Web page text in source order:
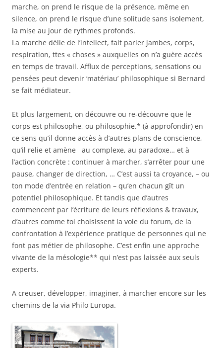
marche, on prend le risque de la présence, même en
silence, on prend le risque d’une solitude sans isolement,
la mise au jour de rythmes profonds.
La marche délie de l’intellect, fait parler jambes, corps,
respiration, ttes « choses » auxquelles on n’a guère accès
en temps de travail. Afflux de perceptions, sensations ou
pensées peut devenir ‘matériau’ philosophique si Bernard
se fait médiateur.
Et plus largement, on découvre ou re-découvre que le
corps est philosophe, ou philosophie.* (à approfondir) en
ce sens qu’il donne accès à d’autres plans de conscience,
qu’il relie et amène au complexe, au paradoxe… et à
l’action concrète : continuer à marcher, s’arrêter pour une
pause, changer de direction, … C’est aussi ta croyance, – ou
ton mode d’entrée en relation – qu’en chacun gît un
potentiel philosophique. Et tandis que d’autres
commencent par l’écriture de leurs réflexions & travaux,
d’autres comme toi choisissent la voie du forum, de la
confrontation à l’expérience pratique de personnes qui ne
font pas métier de philosophe. C’est enfin une approche
vivante de la mésologie** qui n’est pas laissée aux seuls
experts.
A creuser, développer, imaginer, à marcher encore sur les
chemins de la via Philo Europa.